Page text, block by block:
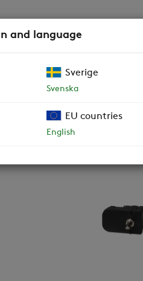
YRITYSASIAKKAAT JA
and language
Sverige
Svenska
EU countries
English